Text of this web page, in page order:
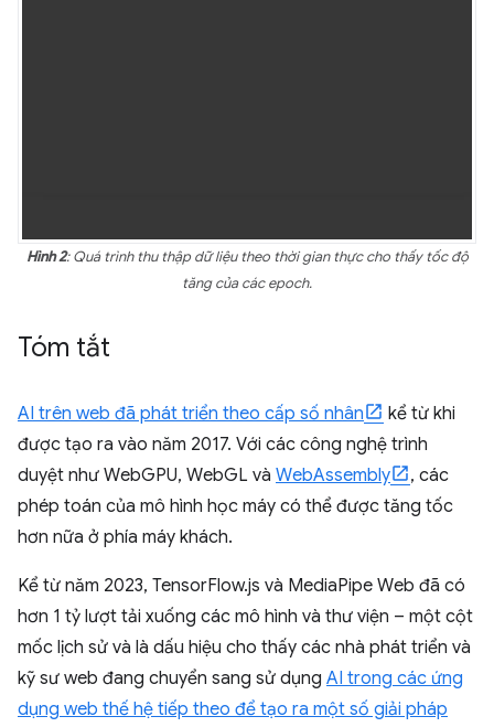
Hình 2: Quá trình thu thập dữ liệu theo thời gian thực cho thấy tốc độ
tăng của các epoch.
Tóm tắt
AI trên web đã phát triển theo cấp số nhân
kể từ khi
được tạo ra vào năm 2017. Với các công nghệ trình
duyệt như WebGPU, WebGL và WebAssembly
, các
phép toán của mô hình học máy có thể được tăng tốc
hơn nữa ở phía máy khách.
Kể từ năm 2023, TensorFlow.js và MediaPipe Web đã có
hơn 1 tỷ lượt tải xuống các mô hình và thư viện – một cột
mốc lịch sử và là dấu hiệu cho thấy các nhà phát triển và
kỹ sư web đang chuyển sang sử dụng AI trong các ứng
dụng web thế hệ tiếp theo để tạo ra một số giải pháp